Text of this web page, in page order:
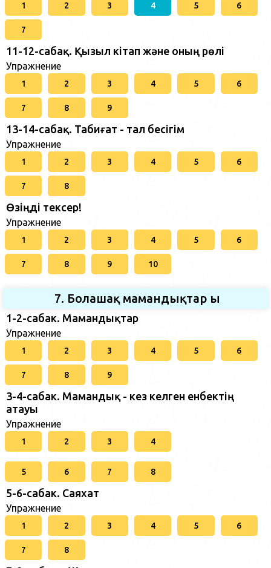
1 2 3 4 5 6
7
11-12-сабақ. Қызыл кітап және оның рөлі
Упражнение
1 2 3 4 5 6
7 8 9
13-14-сабақ. Табиғат - тал бесігім
Упражнение
1 2 3 4 5 6
7 8
Өзіңді тексер!
Упражнение
1 2 3 4 5 6
7 8 9 10
7. Болашақ мамандықтар ы
1-2-сабак. Мамандықтар
Упражнение
1 2 3 4 5 6
7 8 9
3-4-сабак. Мамандық - кез келген енбектің
атауы
Упражнение
1 2 3 4
5 6 7 8
5-6-сабак. Саяхат
Упражнение
1 2 3 4 5 6
7 8